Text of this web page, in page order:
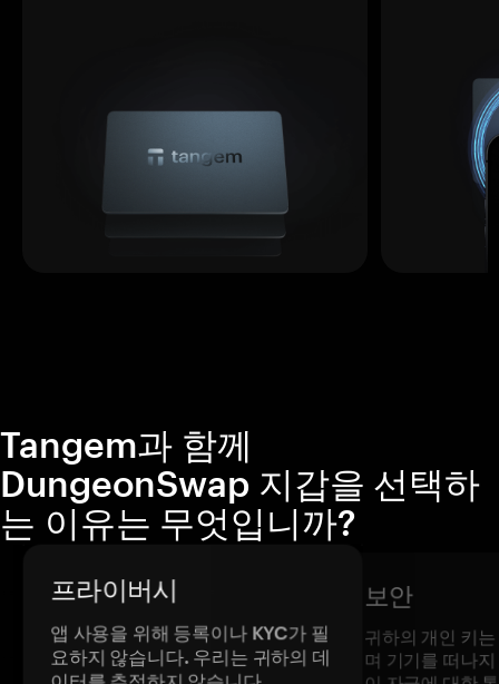
Tangem과 함께
DungeonSwap 지갑을 선택하
는 이유는 무엇입니까?
프라이버시
앱 사용을 위해 등록이나 KYC가 필
요하지 않습니다. 우리는 귀하의 데
보안
귀하의 개인 키
며 기기를 떠나